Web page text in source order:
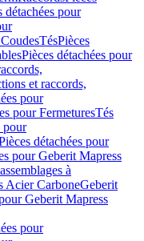
détachées pour
TésPièces
Pièces détachées pour
et raccords,
pour
pour FermeturesTés
pour
détachées pour
pour Geberit Mapress
à
Acier CarboneGeberit
Geberit Mapress
pour